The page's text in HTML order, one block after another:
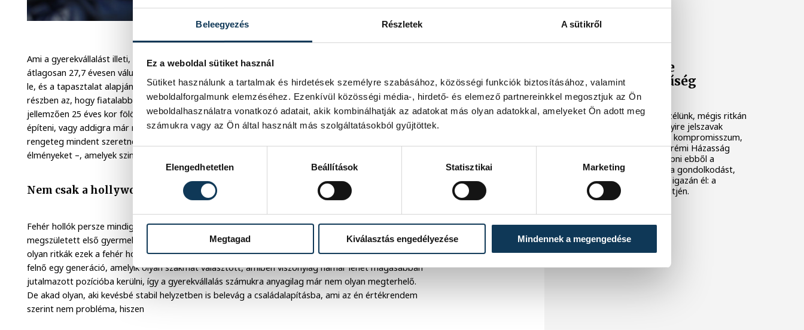
Beleegyezés Részletek A sütikről
Ez a weboldal sütiket használ
Sütiket használunk a tartalmak és hirdetések személyre szabásához, közösségi funkciók biztosításához, valamint
weboldalforgalmunk elemzéséhez. Ezenkívül közösségi média-, hirdető- és elemező partnereinkkel megosztjuk az Ön
weboldalhasználatra vonatkozó adatait, akik kombinálhatják az adatokat más olyan adatokkal, amelyeket Ön adott meg
számukra vagy az Ön által használt más szolgáltatásokból gyűjtöttek.
Hozzájárulás kiválasztása
Elengedhetetlen
Beállítások Statisztikai Marketing
Megtagad Kiválasztás engedélyezése Mindennek a megengedése
Csapó Viktor a FICSAK Veszprém egyik rendezvényén (fotó: archív)
Ami a gyerekvállalást illeti, ott már tényleg halogatunk. Ugyan egy 2012-es statisztika szerint
átlagosan 27,7 évesen válunk szülővé, az átlagot valószínűleg a kevésbé szerencsés régiók húzzák
le, és a tapasztalat alapján inkább 30 éves kor fölött vágunk bele a családalapításba. „Ennek oka
részben az, hogy fiatalabb korban az ember még a saját egzisztenciáját próbálja megalapozni, és
jellemzően 25 éves kor fölött jön el az a pillanat, amikor olyan munkát tudsz vállalni, amire lehet
építeni, vagy addigra már megtakarítottál annyit, amiből például futja lakástörlesztésre. Másrészt
rengeteg mindent szeretnénk felhalmozni az életben – fizikai eszközöket vagy egyre gyakrabban
élményeket –, amelyek szintén háttérbe szorítják a gyermekvállalást” – teszi hozzá.
Nem csak a hollywoodi filmekben létezik
Fehér hollók persze mindig akadnak. Viktor is az: 24 éves korában nősült meg, 26 volt, amikor
megszületett első gyermeke, 29, amikor a második, és még mindig csak 30. Mint mondja, nem is
olyan ritkák ezek a fehér hollók, sőt, érez némi tendálást arra, hogy fiatalon váljunk szülővé. „Lassan
felnő egy generáció, amelyik olyan szakmát választott, amiben viszonylag hamar lehet magasabban
jutalmazott pozícióba kerülni, így a gyerekvállalás számukra anyagilag már nem olyan megterhelő.
De akad olyan, aki kevésbé stabil helyzetben is belevág a családalapításba, ami az én értékrendem
szerint nem probléma, hiszen
A Házasság hete
jelmondata a hűség
szabadsága
A házasságról sokat beszélünk, mégis ritkán
beszélünk róla jól. Többnyire jelszavak
maradnak, mint a válság, kompromisszum,
szeretet, munka. A veszprémi Házasság
hete idén megpróbál kilépni ebből a
nyelvből, és ott folytatni a gondolkodást,
ahol a legtöbb kapcsolat igazán él: a
hétköznapi döntések szintjén.